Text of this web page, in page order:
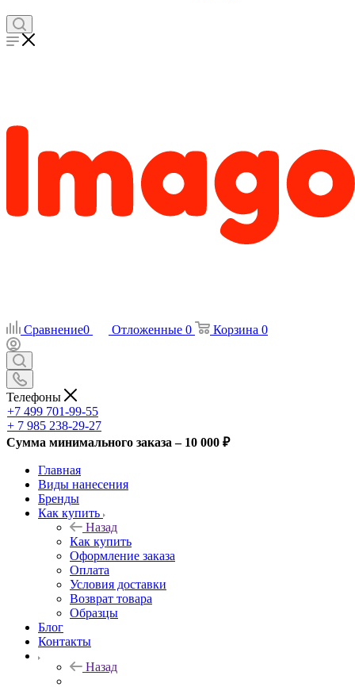
Сравнение0 Отложенные 0 Корзина 0
Телефоны
+7 499 701-99-55
+ 7 985 238-29-27
Сумма минимального заказа – 10 000 ₽
Главная
Виды нанесения
Бренды
Как купить
Назад
Как купить
Оформление заказа
Оплата
Условия доставки
Возврат товара
Образцы
Блог
Контакты
Назад